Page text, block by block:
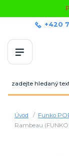
+420
Úvod Funko
Rambeau